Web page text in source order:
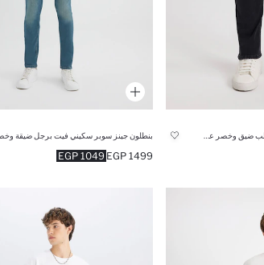
1049 EGP 1499 EGP